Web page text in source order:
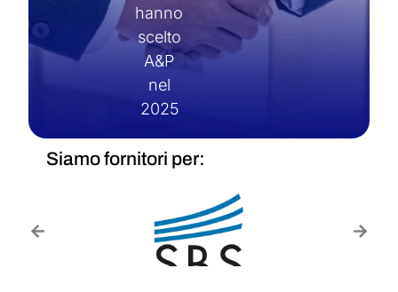
hanno
scelto
A&P
nel
2025
Siamo fornitori per: